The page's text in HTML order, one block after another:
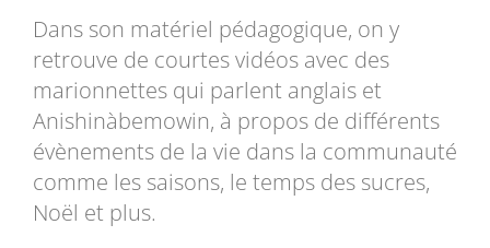
Dans son matériel pédagogique, on y
retrouve de courtes vidéos avec des
marionnettes qui parlent anglais et
Anishinàbemowin, à propos de différents
évènements de la vie dans la communauté
comme les saisons, le temps des sucres,
Noël et plus.